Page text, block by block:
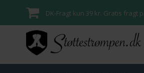
DK-Fragt kun 39 kr. Gratis fragt